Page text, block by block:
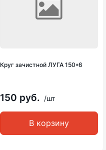
Круг зачистной ЛУГА 150*6
150 руб. /шт
В корзину